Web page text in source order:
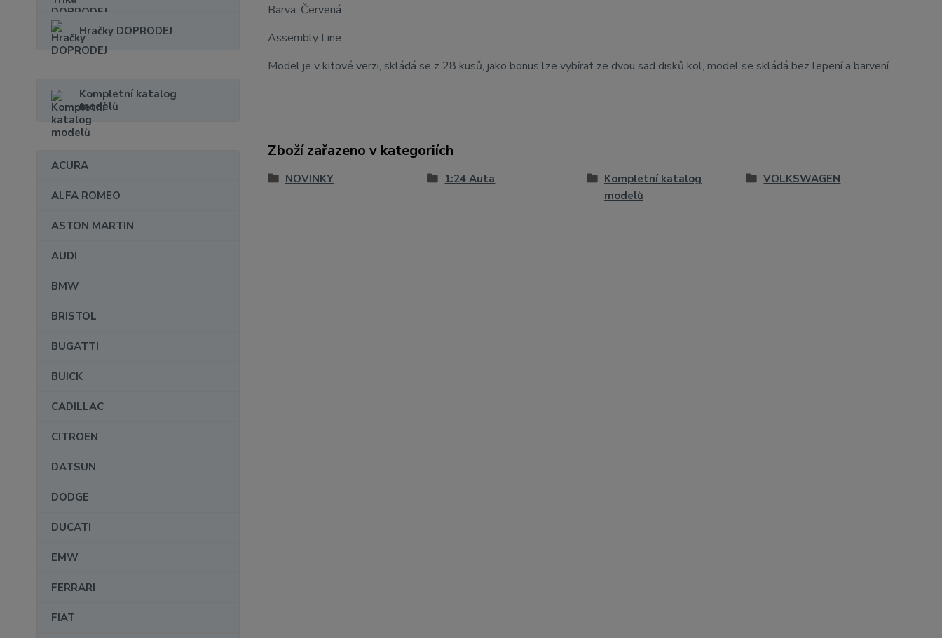
Hračky DOPRODEJ
Kompletní katalog
modelů
ACURA
ALFA ROMEO
ASTON MARTIN
AUDI
BMW
BRISTOL
BUGATTI
BUICK
CADILLAC
CITROEN
DATSUN
DODGE
DUCATI
EMW
FERRARI
FIAT
Barva: Červená
Assembly Line
Model je v kitové verzi, skládá se z 28 kusů, jako bonus lze vybírat ze dvou sad disků kol, model se skládá bez lepení a barvení
Zboží zařazeno v kategoriích
NOVINKY 1:24 Auta
Kompletní katalog
modelů
VOLKSWAGEN